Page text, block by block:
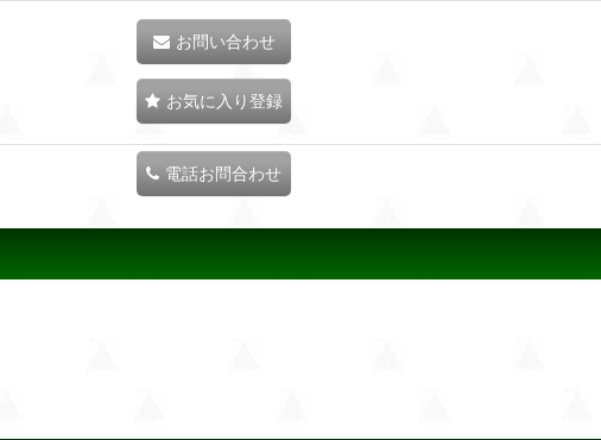
お問い合わせ
お気に入り登録
電話お問合わせ